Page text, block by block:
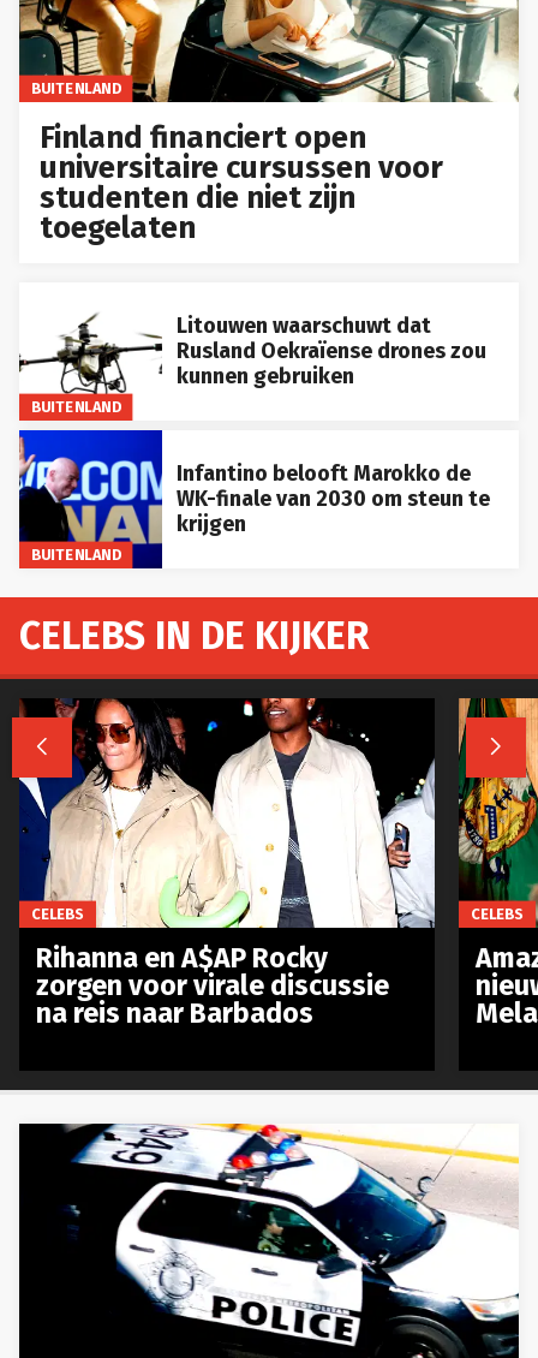
BUITENLAND
Finland financiert open
universitaire cursussen voor
studenten die niet zijn
toegelaten
BUITENLAND
Litouwen waarschuwt dat
Rusland Oekraïense drones zou
kunnen gebruiken
BUITENLAND
Infantino belooft Marokko de
WK-finale van 2030 om steun te
krijgen
CELEBS IN DE KIJKER
 
CELEBS
Rihanna en A$AP Rocky
zorgen voor virale discussie
na reis naar Barbados
CELEBS